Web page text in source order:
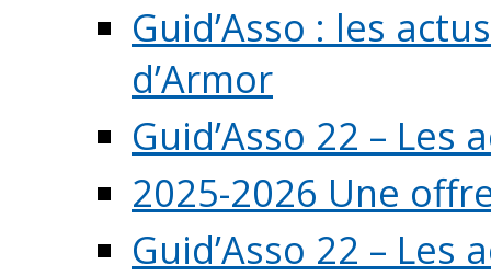
Guid’Asso : les
d’Armor
Guid’Asso 22 – Les
2025-2026 Une
Guid’Asso 22 –